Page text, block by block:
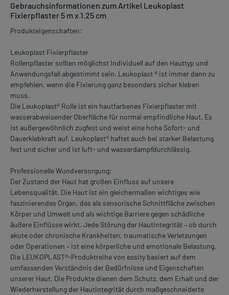
Gebrauchsinformationen zum Artikel Leukoplast
Fixierpflaster 5 m x 1.25 cm
Produkteigenschaften:
Leukoplast Fixierpflaster
Rollenpflaster sollten möglichst individuell auf den Hauttyp und
Anwendungsfall abgestimmt sein. Leukoplast ® ist immer dann zu
empfehlen, wenn die Fixierung ganz besonders sicher kleben
muss.
Die Leukoplast® Rolle ist ein hautfarbenes Fixierpflaster mit
wasserabweisender Oberfläche für normal empfindliche Haut. Es
ist außergewöhnlich zugfest und weist eine hohe Sofort- und
Dauerklebkraft auf. Leukoplast® haftet auch bei starker Belastung
fest und sicher und ist luft- und wasserdampfdurchlässig.
Professionelle Wundversorgung:
Der Zustand der Haut hat großen Einfluss auf unsere
Lebensqualität. Die Haut ist ein gleichermaßen wichtiges wie
faszinierendes Organ, das als sensorische Schnittfläche zwischen
Körper und Umwelt und als wichtige Barriere gegen schädliche
äußere Einflüsse wirkt. Jede Störung der Hautintegrität – ob durch
akute oder chronische Krankheiten, traumatische Verletzungen
oder Operationen – ist eine körperliche und emotionale Belastung.
Die LEUKOPLAST®-Produktreihe von essity basiert auf dem
umfassenden Verständnis der Bedürfnisse und Eigenschaften
unserer Haut. Die Produkte dienen dem Schutz, dem Erhalt und der
Wiederherstellung der Hautintegrität durch maßgeschneiderte